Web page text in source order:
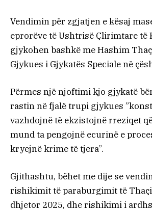
Vendimin për zgjatjen e kësaj
eprorëve të Ushtrisë Çlirimtare të
gjykohen bashkë me Hashim
Gjykues i Gjykatës Speciale në
Përmes një njoftimi kjo gjykatë
rastin në fjalë trupi gjykues
vazhdojnë të ekzistojnë rreziqet
mund ta pengojnë ecurinë e
kryejnë krime të tjera”.
Gjithashtu, bëhet me dije se
rishikimit të paraburgimit të
dhjetor 2025, dhe rishikimi i